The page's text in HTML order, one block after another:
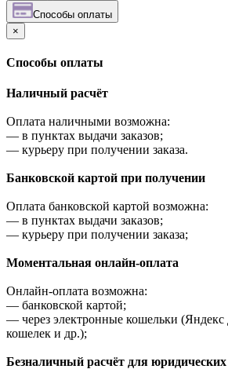
Cпособы оплаты
×
Cпособы оплаты
Наличный расчёт
Оплата наличными возможна:
— в пунктах выдачи заказов;
— курьеру при получении заказа.
Банковской картой при получении
Оплата банковской картой возможна:
— в пунктах выдачи заказов;
— курьеру при получении заказа;
Моментальная онлайн-оплата
Онлайн-оплата возможна:
— банковской картой;
— через электронные кошельки
кошелек и др.);
Безналичный расчёт для